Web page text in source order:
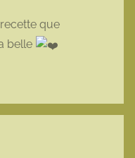
que
belle